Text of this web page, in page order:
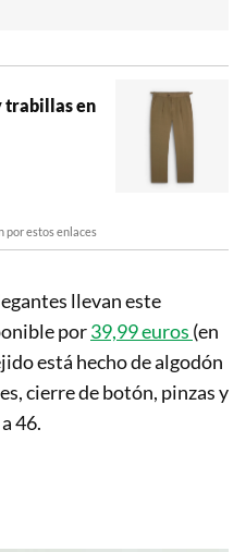
trabillas en
por estos enlaces
llevan este
por39,99 euros (en
está hecho de algodón
cierre de botón, pinzas y
46.